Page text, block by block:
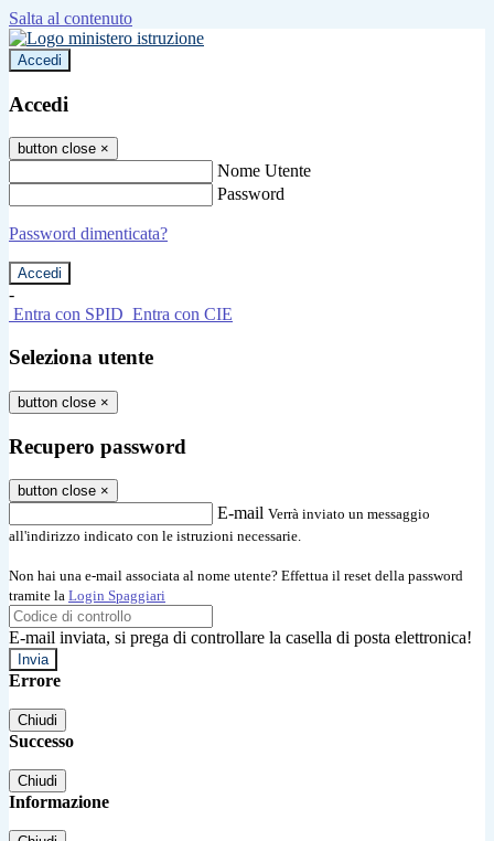
Salta al contenuto
Accedi
Accedi
button close ×
Nome Utente
Password
Password dimenticata?
-
Entra con SPID Entra con CIE
Seleziona utente
button close ×
Recupero password
button close ×
E-mail Verrà inviato un messaggio
all'indirizzo indicato con le istruzioni necessarie.
Non hai una e-mail associata al nome utente? Effettua il reset della password
tramite la Login Spaggiari
E-mail inviata, si prega di controllare la casella di posta elettronica!
Errore
Chiudi
Successo
Chiudi
Informazione